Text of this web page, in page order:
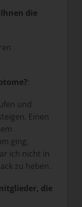
die
:
und
Einen
ging,
ich nicht in
zu heben.
die